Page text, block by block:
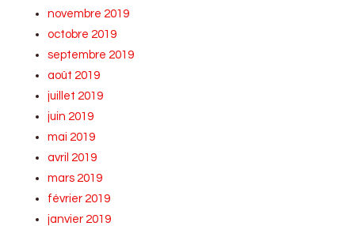
novembre 2019
octobre 2019
septembre 2019
août 2019
juillet 2019
juin 2019
mai 2019
avril 2019
mars 2019
février 2019
janvier 2019